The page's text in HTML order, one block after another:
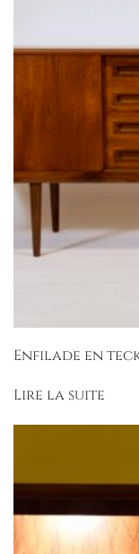
Enfilade en
Lire la suite